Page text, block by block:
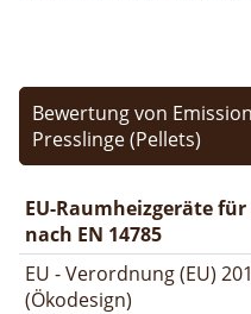
Bewertung von
Presslinge (Pellets)
EU-Raumheizgeräte
nach EN 14785
EU - Verordnung (EU)
(Ökodesign)